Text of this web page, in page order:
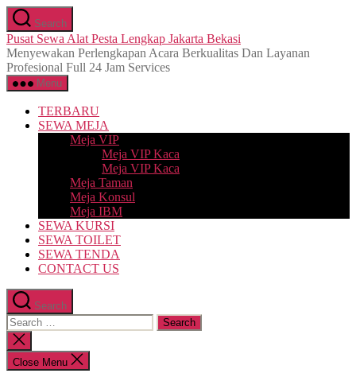
Skip
to
the
content
Search
Pusat Sewa Alat Pesta Lengkap Jakarta Bekasi
Menyewakan Perlengkapan Acara Berkualitas Dan Layanan
Profesional Full 24 Jam Services
Menu
TERBARU
SEWA MEJA
Meja VIP
Meja VIP Kaca
Meja VIP Kaca
Meja Taman
Meja Konsul
Meja IBM
SEWA KURSI
SEWA TOILET
SEWA TENDA
CONTACT US
Search
Search
for:
Close
search
Close Menu